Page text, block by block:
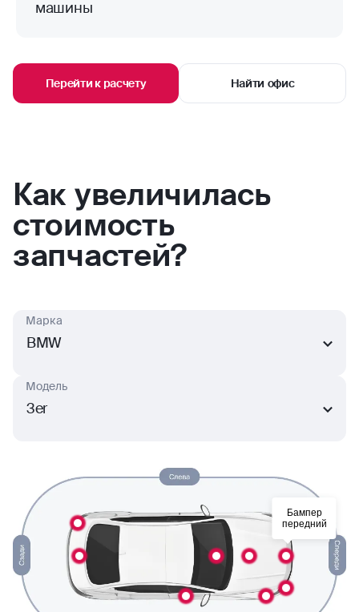
машины
Перейти к расчету Найти офис
Как увеличилась
стоимость
запчастей?
BMW
Марка
3er
Модель
Бампер
передний